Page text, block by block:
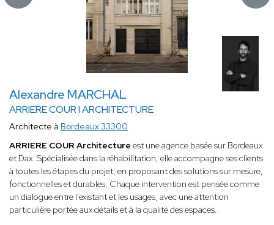
Alexandre MARCHAL
ARRIERE COUR I ARCHITECTURE
Architecte à Bordeaux 33300
ARRIERE COUR Architecture est une agence basée sur Bordeaux
et Dax. Spécialisée dans la réhabilitation, elle accompagne ses clients
à toutes les étapes du projet, en proposant des solutions sur mesure,
fonctionnelles et durables. Chaque intervention est pensée comme
un dialogue entre l’existant et les usages, avec une attention
particulière portée aux détails et à la qualité des espaces.